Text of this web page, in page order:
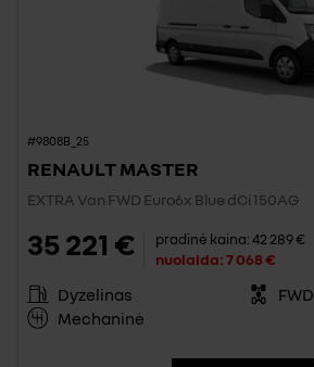
#9808B_25
RENAULT MASTER
EXTRA Van FWD Euro6x Blue dCi 150AG
35 221 € pradinė kaina:42 289 €
nuolaida:7 068 €
Dyzelinas
FWD
Mechaninė